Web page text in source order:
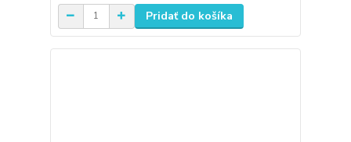
Pridať do košíka